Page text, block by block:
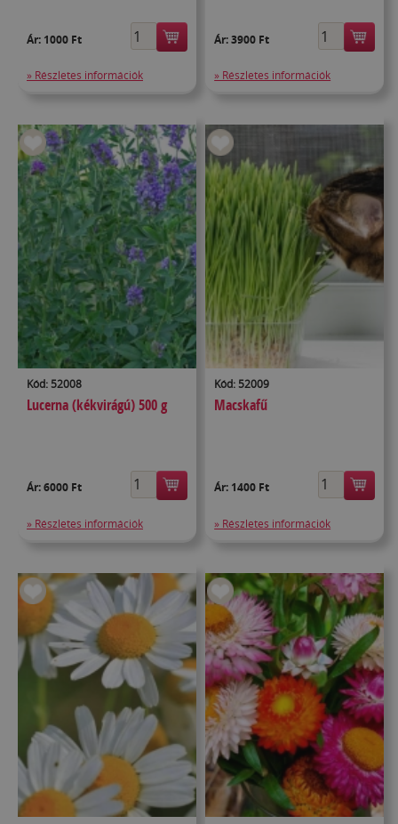
Ár: 1000 Ft
» Részletes információk
Ár:3900 Ft
» Részletes információk
Kód: 52008
Lucerna (kékvirágú) 500 g
Ár:6000 Ft
» Részletes információk
Kód: 52009
Macskafű
Ár: 1400 Ft
» Részletes információk